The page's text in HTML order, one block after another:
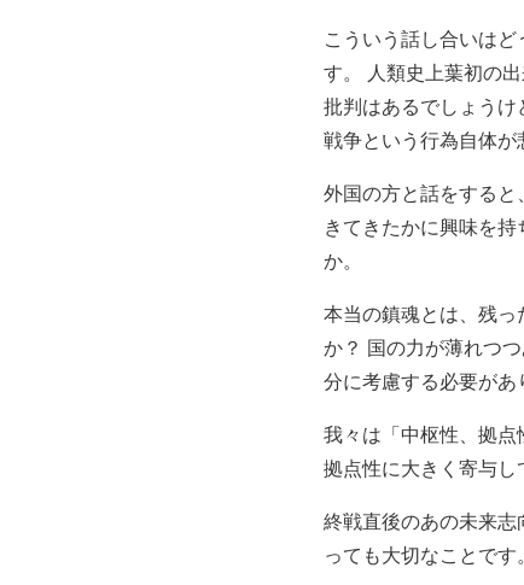
こういう話し合いは
す。 人類史上葉初の
批判はあるでしょうけ
戦争という行為自体が
外国の方と話をする
きてきたかに興味を
か。
本当の鎮魂とは、残
か？ 国の力が薄れつ
分に考慮する必要があ
我々は「中枢性、拠
拠点性に大きく寄与し
終戦直後のあの未来
っても大切なことです